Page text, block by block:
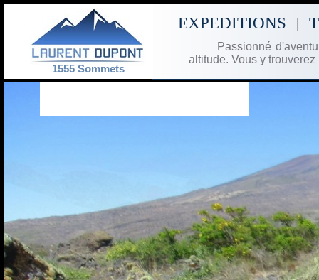
Passionné
altitude. Vous y
1555Sommets
EXPEDITIONS